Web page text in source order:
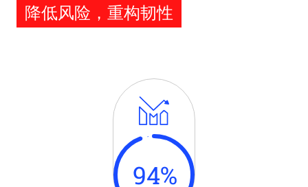
降低风险，重构韧性
94%